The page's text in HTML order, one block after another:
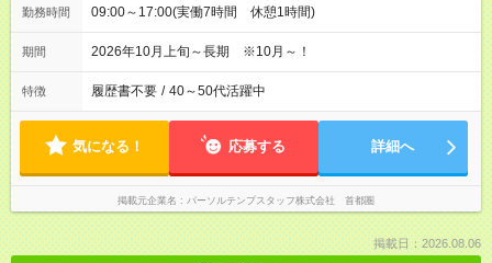
勤務時間 09:00～17:00(実働7時間 休憩1時間)
期間 2026年10月上旬～長期 ※10月～！
特徴 履歴書不要 / 40～50代活躍中
気になる！ 応募する 詳細へ
掲載元企業名 パーソルテンプスタッフ株式会社 首都圏
掲載日：2026.08.06